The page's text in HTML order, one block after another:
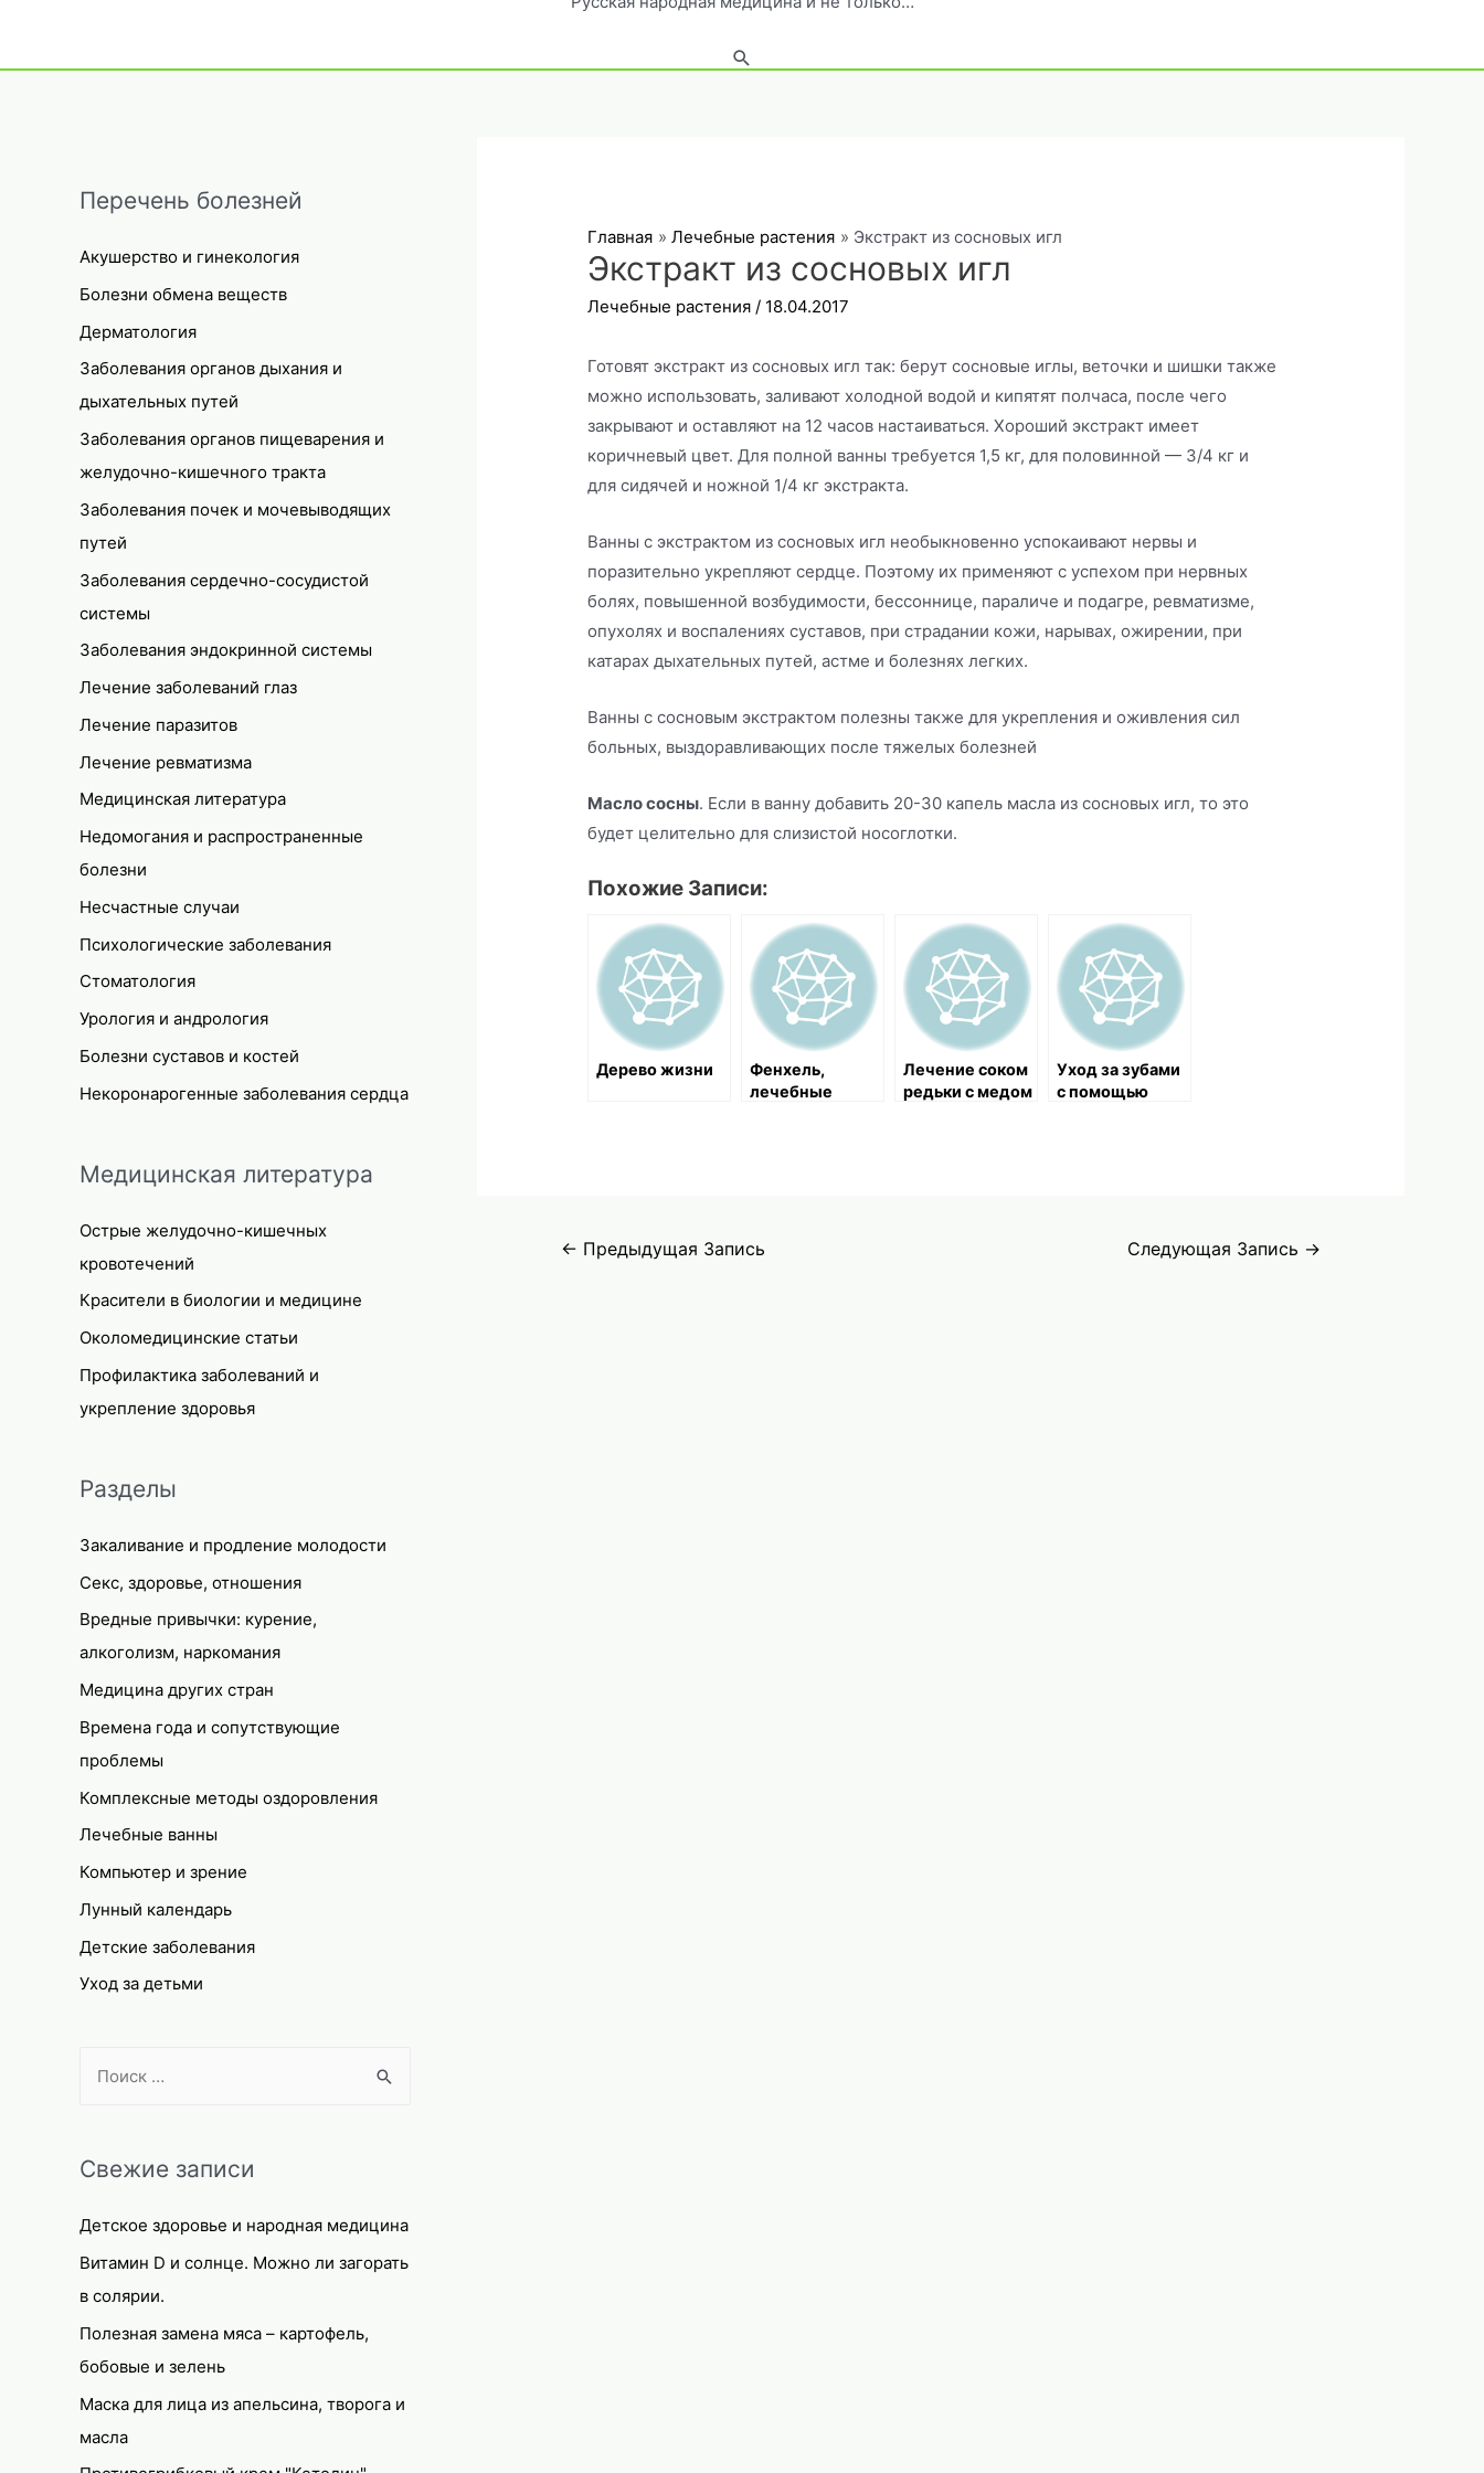
Поиск
Перечень болезней
Акушерство и гинекология
Болезни обмена веществ
Дерматология
Заболевания органов дыхания и
дыхательных путей
Заболевания органов пищеварения и
желудочно-кишечного тракта
Заболевания почек и мочевыводящих
путей
Заболевания сердечно-сосудистой
системы
Заболевания эндокринной системы
Лечение заболеваний глаз
Лечение паразитов
Лечение ревматизма
Медицинская литература
Недомогания и распространенные
болезни
Несчастные случаи
Психологические заболевания
Стоматология
Урология и андрология
Болезни суставов и костей
Некоронарогенные заболевания сердца
Медицинская литература
Острые желудочно-кишечных
кровотечений
Красители в биологии и медицине
Околомедицинские статьи
Профилактика заболеваний и
укрепление здоровья
Разделы
Закаливание и продление молодости
Секс, здоровье, отношения
Вредные привычки: курение,
алкоголизм, наркомания
Медицина других стран
Времена года и сопутствующие
проблемы
Комплексные методы оздоровления
Лечебные ванны
Компьютер и зрение
Лунный календарь
Детские заболевания
Уход за детьми
r
h
f
o
r
:
Свежие записи
Детское здоровье и народная медицина
Витамин D и солнце. Можно ли загорать
в солярии.
Полезная замена мяса – картофель,
бобовые и зелень
Маска для лица из апельсина, творога и
масла
Главная Лечебные растения Экстракт из сосновых игл
Экстракт из сосновых игл
Лечебные растения / 18.04.2017
Готовят экстракт из сосновых игл так: берут сосновые иглы, веточки и шишки также
можно использовать, заливают холодной водой и кипятят полчаса, после чего
закрывают и оставляют на 12 часов настаиваться. Хороший экстракт имеет
коричневый цвет. Для полной ванны требуется 1,5 кг, для половинной — 3/4 кг и
для сидячей и ножной 1/4 кг экстракта.
Ванны с экстрактом из сосновых игл необыкновенно успокаивают нервы и
поразительно укрепляют сердце. Поэтому их применяют с успехом при нервных
болях, повышенной возбудимости, бессоннице, параличе и подагре, ревматизме,
опухолях и воспалениях суставов, при страдании кожи, нарывах, ожирении, при
катарах дыхательных путей, астме и болезнях легких.
Ванны с сосновым экстрактом полезны также для укрепления и оживления сил
больных, выздоравливающих после тяжелых болезней
Масло сосны. Если в ванну добавить 20-30 капель масла из сосновых игл, то это
будет целительно для слизистой носоглотки.
Похожие Записи:
Дерево жизни
Фенхель,
лечебные
Лечение соком
редьки с медом
Уход за зубами
с помощью
Навигация
← Предыдущая Запись Следующая Запись →